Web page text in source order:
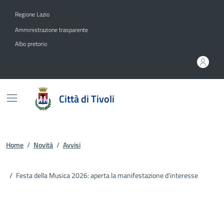
Regione Lazio
Amministrazione trasparente
Albo pretorio
Città di Tivoli
Home / Novità / Avvisi
/ Festa della Musica 2026: aperta la manifestazione d’interesse